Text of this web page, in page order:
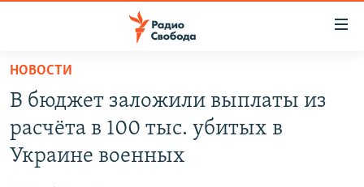
упрощенного
доступа
Вернуться
основному
ПРОГРАММЫ
ПОДКАСТЫ
АВТОРСКИЕ ПРОЕКТЫ
НОВОСТИ
В бюджет заложили выплаты из
расчёта в 100 тыс. убитых в
Украине военных